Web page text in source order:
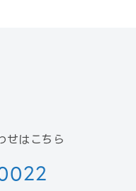
せはこちら